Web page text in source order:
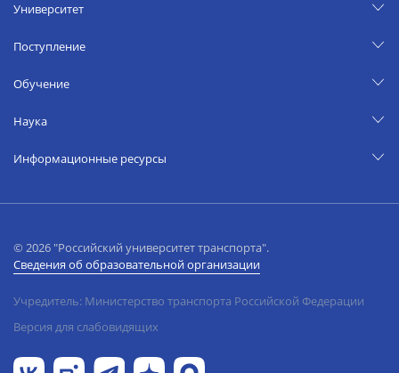
Университет
Поступление
Обучение
Наука
Информационные ресурсы
© 2026 "Российский университет транспорта".
Сведения об образовательной организации
Учредитель: Министерство транспорта Российской Федерации
Версия для слабовидящих